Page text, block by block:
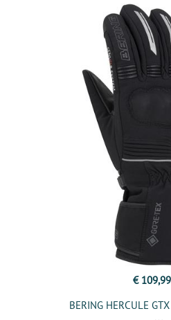
€ 109,99
BERING HERCULE